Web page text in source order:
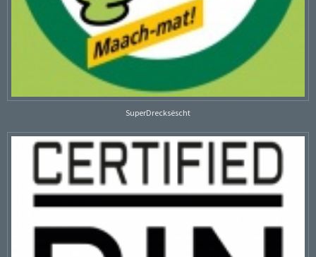
SuperDrecksëscht